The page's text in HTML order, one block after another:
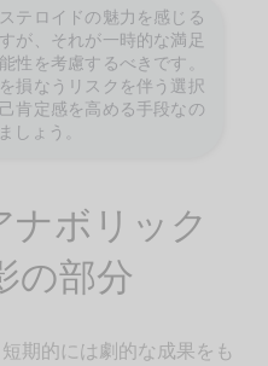
テロイドの魅力を感じる
が、それが一時的な満足
性を考慮するべきです。
損なうリスクを伴う選択
肯定感を高める手段なの
しょう。
ボリック
の部分
期的には劇的な成果をも